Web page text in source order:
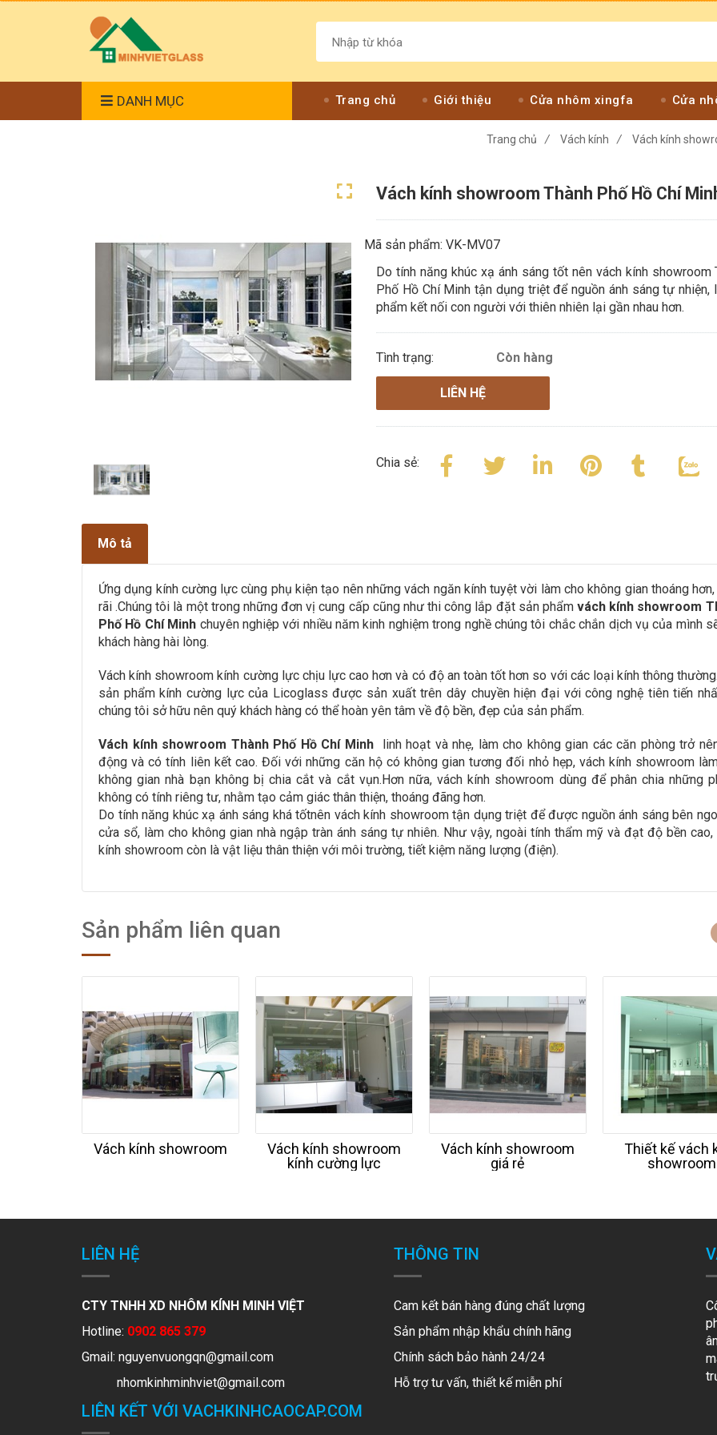
DANH MỤC Trang chủ Giới thiệu Cửa nhôm xingfa Cửa
Trang chủ / Vách kính / Vách kính
Vách kính showroom Thành Phố Hồ Chí
Mã sản phẩm: VK-MV07
Do tính năng khúc xạ ánh sáng tốt nên vách kính showroom
Phố Hồ Chí Minh tận dụng triệt để nguồn ánh sáng tự nhiện,
phẩm kết nối con người với thiên nhiên lại gần nhau hơn.
Tình trạng: Còn hàng
LIÊN HỆ
Chia sẻ:
Mô tả
Ứng dụng kính cường lực cùng phụ kiện tạo nên những vách ngăn kính tuyệt vời làm cho không gian thoáng
rãi .Chúng tôi là một trong những đơn vị cung cấp cũng như thi công lắp đặt sản phẩmvách kính showroom
Phố Hồ Chí Minh chuyên nghiệp với nhiều năm kinh nghiệm trong nghề chúng tôi chắc chắn dịch vụ của mình
khách hàng hài lòng.
Vách kính showroom kính cường lực chịu lực cao hơn và có độ an toàn tốt hơn so với các loại kính thông
sản phẩm kính cường lực của Licoglass được sản xuất trên dây chuyền hiện đại với công nghệ tiên tiến
chúng tôi sở hữu nên quý khách hàng có thể hoàn yên tâm về độ bền, đẹp của sản phẩm.
Vách kính showroom Thành Phố Hồ Chí Minhlinh hoạt và nhẹ, làm cho không gian các căn phòng trở
động và có tính liên kết cao. Đối với những căn hộ có không gian tương đối nhỏ hẹp, vách kính showroom
không gian nhà bạn không bị chia cắt và cắt vụn.Hơn nữa, vách kính showroom dùng để phân chia những
không có tính riêng tư, nhằm tạo cảm giác thân thiện, thoáng đãng hơn.
Do tính năng khúc xạ ánh sáng khá tốtnên vách kính showroom tận dụng triệt để được nguồn ánh sáng bên
cửa sổ, làm cho không gian nhà ngập tràn ánh sáng tự nhiên. Như vậy, ngoài tính thẩm mỹ và đạt độ bền cao,
kính showroom còn là vật liệu thân thiện với môi trường, tiết kiệm năng lượng (điện).
Sản phẩm liên quan
Vách kính showroom
Vách kính showroom
kính cường lực
Vách kính showroom
giá rẻ
Thiết kế vách
showroom
LIÊN HỆ
CTY TNHH XD NHÔM KÍNH MINH VIỆT
Hotline: 0902 865 379
Gmail: nguyenvuongqn@gmail.com
nhomkinhminhviet@gmail.com
THÔNG TIN
Cam kết bán hàng đúng chất lượng
Sản phẩm nhập khẩu chính hãng
Chính sách bảo hành 24/24
Hỗ trợ tư vấn, thiết kế miễn phí
LIÊN KẾT VỚI VACHKINHCAOCAP.COM